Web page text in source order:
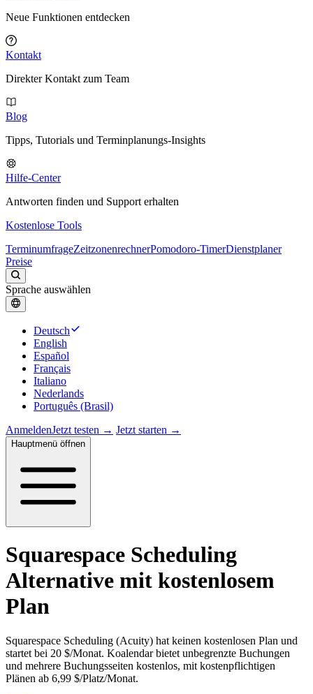
Neue Funktionen entdecken
Kontakt
Direkter Kontakt zum Team
Blog
Tipps, Tutorials und Terminplanungs-Insights
Hilfe-Center
Antworten finden und Support erhalten
Kostenlose Tools
TerminumfrageZeitzonenrechnerPomodoro-TimerDienstplaner
Preise
Sprache auswählen
Deutsch
English
Español
Français
Italiano
Nederlands
Português (Brasil)
AnmeldenJetzt testen → Jetzt starten →
Hauptmenü öffnen
Squarespace Scheduling
Alternative mit kostenlosem
Plan
Squarespace Scheduling (Acuity) hat keinen kostenlosen Plan und
startet bei 20 $/Monat. Koalendar bietet unbegrenzte Buchungen
und mehrere Buchungsseiten kostenlos, mit kostenpflichtigen
Plänen ab 6,99 $/Platz/Monat.